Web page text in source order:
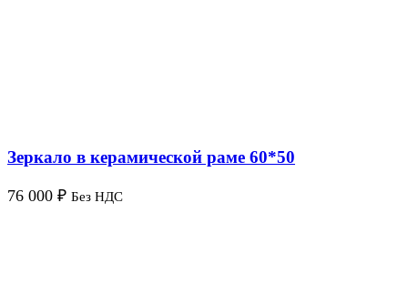
Зеркало в керамической раме 60*50
76 000 ₽ Без НДС